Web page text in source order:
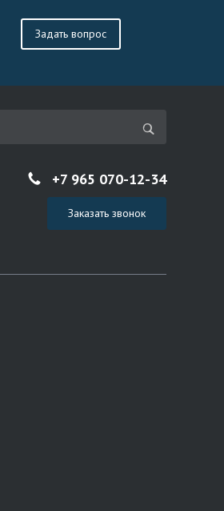
Задать вопрос
+7 965 070-12-34
Заказать звонок